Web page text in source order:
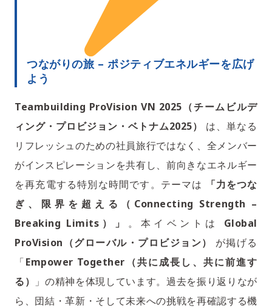
つながりの旅 – ポジティブエネルギーを広げ
よう
Teambuilding ProVision VN 2025（チームビルデ
ィング・プロビジョン・ベトナム2025）
は、単なる
リフレッシュのための社員旅行ではなく、全メンバー
がインスピレーションを共有し、前向きなエネルギー
を再充電する特別な時間です。テーマは
「力をつな
ぎ、限界を超える（Connecting Strength –
Breaking Limits）」 。本イベントは Global
ProVision（グローバル・プロビジョン）
が掲げる
「Empower Together（共に成長し、共に前進す
る）
」の精神を体現しています。過去を振り返りなが
ら、団結・革新・そして未来への挑戦を再確認する機